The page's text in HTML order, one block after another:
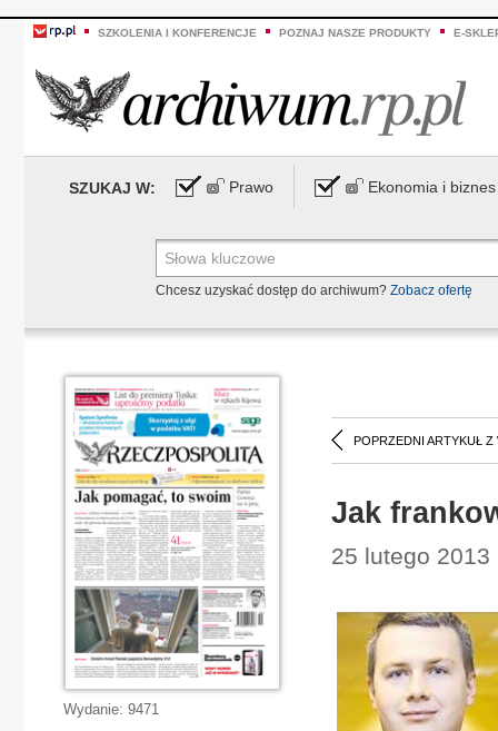
SZKOLENIA I KONFERENCJE POZNAJ NASZE PRODUKTY E-
SZUKAJ W: Prawo Ekonomia i biznes
Chcesz uzyskać dostęp do archiwum? Zobacz ofertę
POPRZEDNI ARTYKUŁ Z
Jak
25 lutego 2013
Wydanie: 9471